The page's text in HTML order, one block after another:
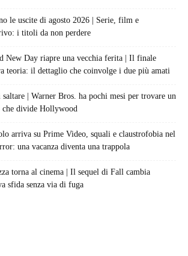
le uscite di agosto 2026 | Serie, film e
i titoli da non perdere
New Day riapre una vecchia ferita | Il finale
teoria: il dettaglio che coinvolge i due più amati
| Warner Bros. ha pochi mesi per trovare un
divide Hollywood
arriva su Prime Video, squali e claustrofobia nel
una vacanza diventa una trappola
torna al cinema | Il sequel di Fall cambia
sfida senza via di fuga